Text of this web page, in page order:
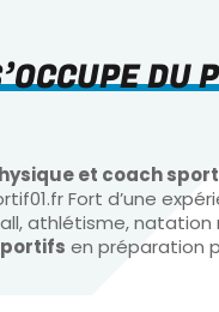
et coach
Fort d’une
athlétisme,
en préparation